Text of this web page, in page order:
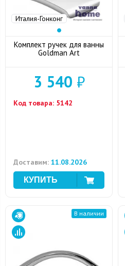
Италия-Гонконг
Комплект ручек для ванны
Goldman Art
3 540 ₽
Код товара: 5142
Доставим: 11.08.2026
В наличии